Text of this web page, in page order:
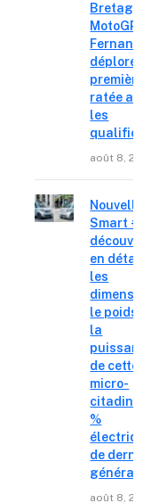
Bretagne
MotoGP :
déplore
première
ratée
les
août 8,
Nouvelle
Smart #2
en détail
les
le poids
la
de cette
micro-
citadine
%
de
août 8,